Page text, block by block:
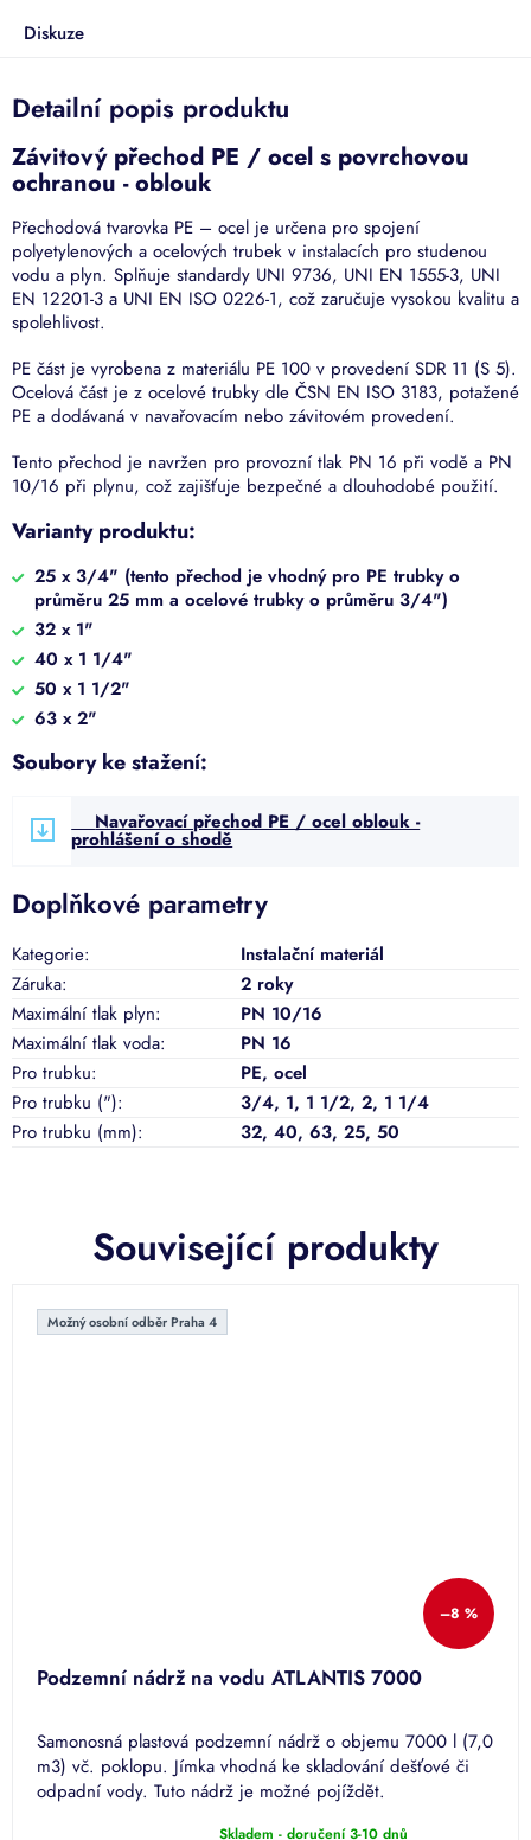
Související produkty
Možný osobní odběr Praha 4
–8 %
Podzemní nádrž na vodu ATLANTIS 7000
Samonosná plastová podzemní nádrž o objemu 7000 l (7,0
m3) vč. poklopu. Jímka vhodná ke skladování dešťové či
odpadní vody. Tuto nádrž je možné pojíždět.
Skladem - doručení 3-10 dnů
Diskuze
Detailní popis produktu
Závitový přechod PE / ocel s povrchovou
ochranou - oblouk
Přechodová tvarovka PE – ocel je určena pro spojení
polyetylenových a ocelových trubek v instalacích pro studenou
vodu a plyn. Splňuje standardy UNI 9736, UNI EN 1555-3, UNI
EN 12201-3 a UNI EN ISO 0226-1, což zaručuje vysokou kvalitu a
spolehlivost.
PE část je vyrobena z materiálu PE 100 v provedení SDR 11 (S 5).
Ocelová část je z ocelové trubky dle ČSN EN ISO 3183, potažené
PE a dodávaná v navařovacím nebo závitovém provedení.
Tento přechod je navržen pro provozní tlak PN 16 při vodě a PN
10/16 při plynu, což zajišťuje bezpečné a dlouhodobé použití.
Varianty produktu:
25 x 3/4" (tento přechod je vhodný pro PE trubky o
průměru 25 mm a ocelové trubky o průměru 3/4")
32 x 1"
40 x 1 1/4"
50 x 1 1/2"
63 x 2"
Soubory ke stažení:
Navařovací přechod PE / ocel oblouk -
prohlášení o shodě
Doplňkové parametry
Kategorie:
Instalační materiál
Záruka:
2 roky
Maximální tlak plyn:
PN 10/16
Maximální tlak voda:
PN 16
Pro trubku:
PE, ocel
Pro trubku ("):
3/4, 1, 1 1/2, 2, 1 1/4
Pro trubku (mm): 32, 40, 63, 25, 50